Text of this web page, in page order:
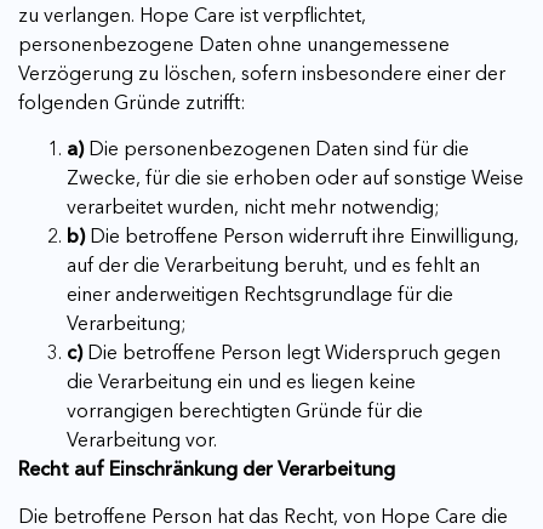
zu verlangen. Hope Care ist verpflichtet,
personenbezogene Daten ohne unangemessene
Verzögerung zu löschen, sofern insbesondere einer der
folgenden Gründe zutrifft:
a)Die personenbezogenen Daten sind für die
Zwecke, für die sie erhoben oder auf sonstige Weise
verarbeitet wurden, nicht mehr notwendig;
b)Die betroffene Person widerruft ihre Einwilligung,
auf der die Verarbeitung beruht, und es fehlt an
einer anderweitigen Rechtsgrundlage für die
Verarbeitung;
c)Die betroffene Person legt Widerspruch gegen
die Verarbeitung ein und es liegen keine
vorrangigen berechtigten Gründe für die
Verarbeitung vor.
Recht auf Einschränkung der Verarbeitung
Die betroffene Person hat das Recht, von Hope Care die